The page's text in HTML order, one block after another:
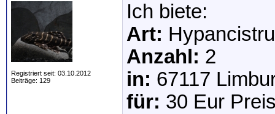
Registriert seit: 03.10.2012
Beiträge: 129
Ich biete:
Art:
Anzahl: 2
in: 67117
für: 30 Eur